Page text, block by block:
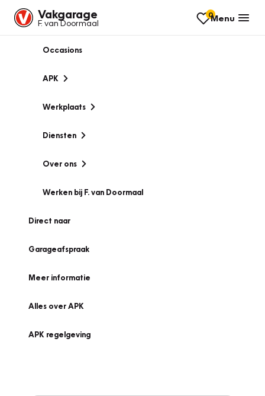
Vakgarage
F. van Doormaal
0Menu
Occasions
APK
Werkplaats
Diensten
Over ons
Werken bij F. van Doormaal
Direct naar
Garageafspraak
Meer informatie
Alles over APK
APK regelgeving